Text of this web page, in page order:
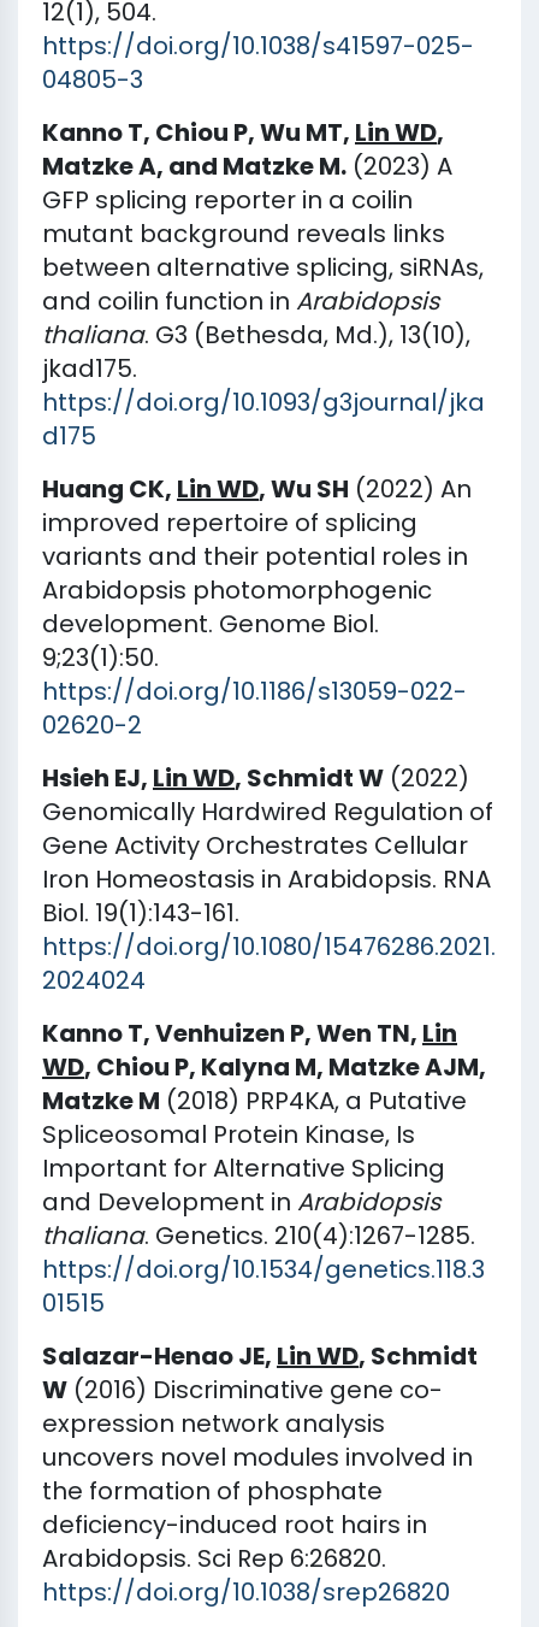
12(1), 504.
https://doi.org/10.1038/s41597-025-
04805-3
Kanno T, Chiou P, Wu MT, Lin WD,
Matzke A, and Matzke M. (2023) A
GFP splicing reporter in a coilin
mutant background reveals links
between alternative splicing, siRNAs,
and coilin function in Arabidopsis
thaliana. G3 (Bethesda, Md.), 13(10),
jkad175.
https://doi.org/10.1093/g3journal/jka
d175
Huang CK, Lin WD, Wu SH (2022) An
improved repertoire of splicing
variants and their potential roles in
Arabidopsis photomorphogenic
development. Genome Biol.
9;23(1):50.
https://doi.org/10.1186/s13059-022-
02620-2
Hsieh EJ, Lin WD, Schmidt W (2022)
Genomically Hardwired Regulation of
Gene Activity Orchestrates Cellular
Iron Homeostasis in Arabidopsis. RNA
Biol. 19(1):143-161.
https://doi.org/10.1080/15476286.2021.
2024024
Kanno T, Venhuizen P, Wen TN, Lin
WD, Chiou P, Kalyna M, Matzke AJM,
Matzke M (2018) PRP4KA, a Putative
Spliceosomal Protein Kinase, Is
Important for Alternative Splicing
and Development in Arabidopsis
thaliana. Genetics. 210(4):1267-1285.
https://doi.org/10.1534/genetics.118.3
01515
Salazar-Henao JE, Lin WD, Schmidt
W (2016) Discriminative gene co-
expression network analysis
uncovers novel modules involved in
the formation of phosphate
deficiency-induced root hairs in
Arabidopsis. Sci Rep 6:26820.
https://doi.org/10.1038/srep26820